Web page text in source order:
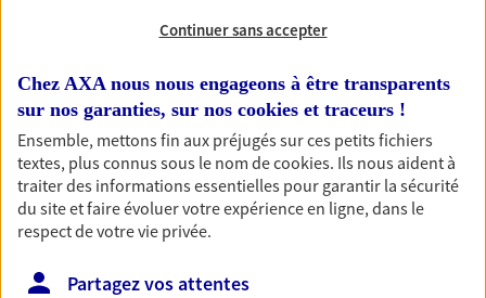
entreprises
Comme vous, nous sommes des indépendants. Nous
bâtissons ensemble des solutions cohérentes pour
protéger votre activité, vos collaborateurs... mais aussi
vous-même et votre famille.
Accompagner vos projets de
Achat immobilier, installation, départ à la retraite…
Continuer sans accepter
Chez AXA nous nous engageons à être transparents
sur nos garanties, sur nos cookies et traceurs !
Ensemble, mettons fin aux préjugés sur ces petits fichiers
textes, plus connus sous le nom decookies. Ils nous aident à
traiter des informations essentielles pour garantir la sécurité
du site et faire évoluer votre expérience en ligne, dans le
respect de votre vie privée.
Partagez vos attentes